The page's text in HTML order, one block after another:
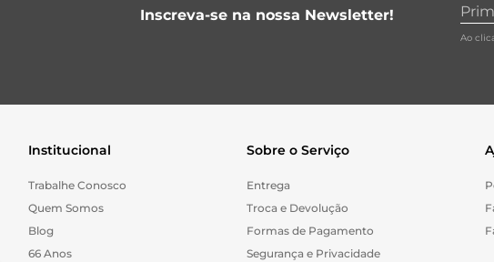
Inscreva-se na nossa Newsletter!
Ao
Institucional
Trabalhe Conosco
Quem Somos
Blog
66 Anos
Sobre o Serviço
Entrega
Troca e Devolução
Formas de Pagamento
Segurança e Privacidade